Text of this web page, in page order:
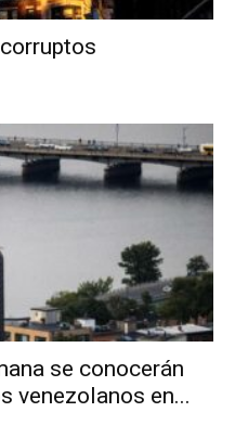
se conocerán
venezolanos en...